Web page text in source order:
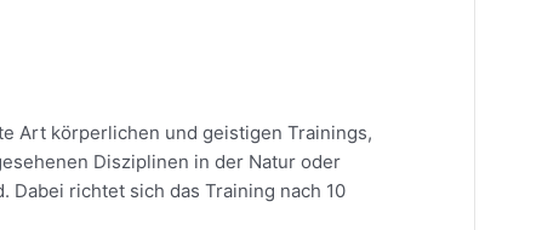
Art körperlichen und geistigen Trainings,
Disziplinen in der Natur oder
richtet sich das Training nach 10